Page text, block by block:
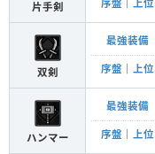
片手剣 序盤 上位
双剣
最強装備
序盤 上位
ハンマー
最強装備
序盤 上位